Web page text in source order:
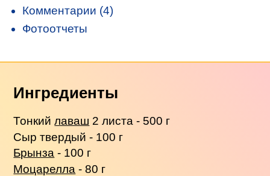
Комментарии (4)
Фотоотчеты
Ингредиенты
Тонкийлаваш 2 листа - 500 г
Сыр твердый - 100 г
Брынза - 100 г
Моцарелла - 80 г